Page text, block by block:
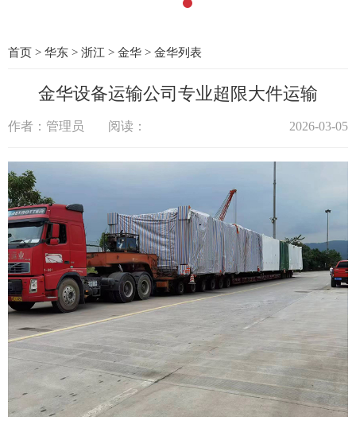
首页 > 华东 > 浙江 > 金华 > 金华列表
金华设备运输公司专业超限大件运输
作者：管理员 阅读： 2026-03-05